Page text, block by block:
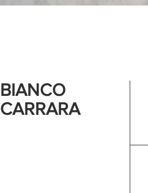
BIANCO
CARRARA